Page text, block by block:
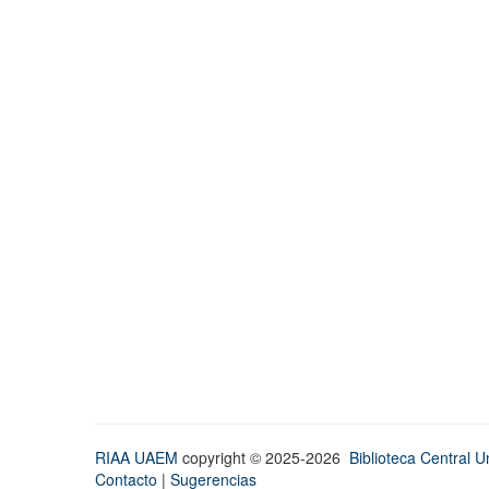
RIAA UAEM copyright © 2025-2026 Biblioteca Central
Contacto | Sugerencias